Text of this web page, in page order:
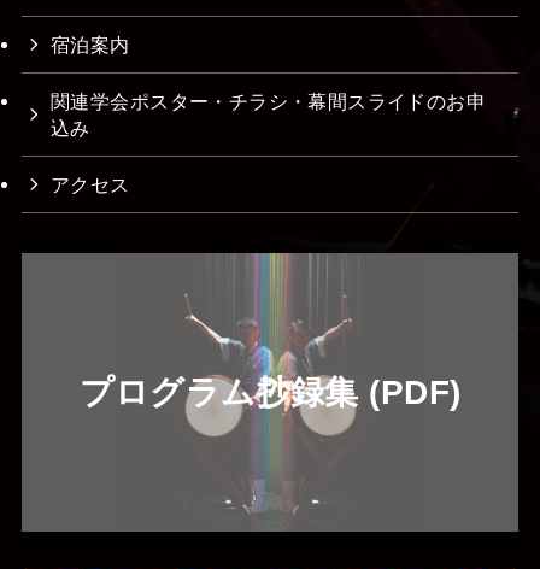
宿泊案内
関連学会ポスター・チラシ・幕間スライドのお申
込み
アクセス
プログラム抄録集 (PDF)